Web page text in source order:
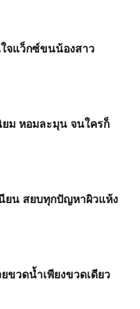
จแว็กซ์ขนน้องสาว
ม หอมละมุน จนใครก็
ยน สยบทุกปัญหาผิวแห้ง
วดน้ำเพียงขวดเดียว